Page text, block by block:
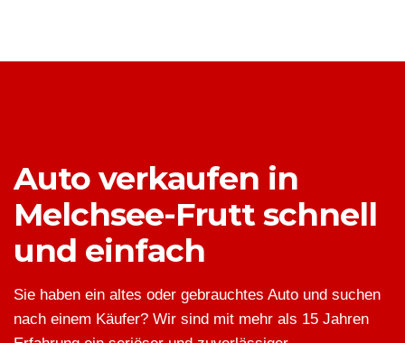
Auto verkaufen in
Melchsee-Frutt schnell
und einfach
Sie haben ein altes oder gebrauchtes Auto und suchen
nach einem Käufer? Wir sind mit mehr als 15 Jahren